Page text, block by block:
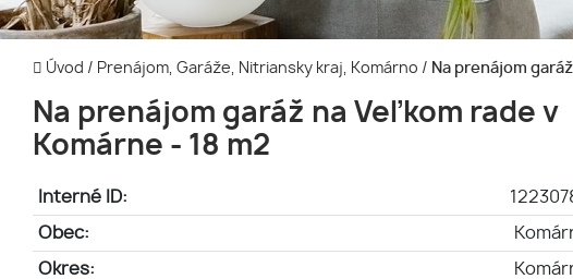
Úvod / Prenájom, Garáže, Nitriansky kraj, Komárno / Na prenájom
Na prenájom garáž na Veľkom rade v
Komárne - 18 m2
Interné ID:
Obec:
Okres: